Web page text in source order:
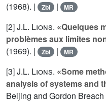
(1968). |
Zbl | MR
[2]J.L. Lions. «Quelques
problèmes aux limites
(1969). |
Zbl | MR
[3]J.L. Lions. «Some
analysis of systems and
Beijing and Gordon Breach